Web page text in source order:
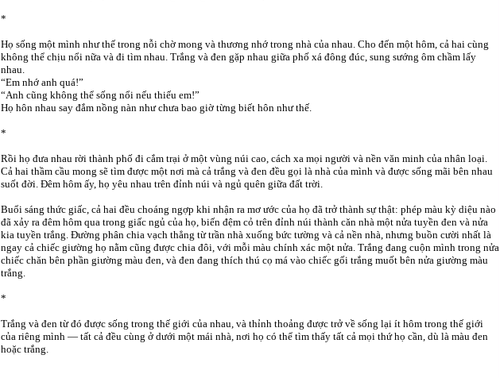
*
Họ sống một mình như thế trong nỗi chờ mong và thương nhớ trong nhà của nhau. Cho đến một hôm, cả hai cùng
không thể chịu nổi nữa và đi tìm nhau. Trắng và đen gặp nhau giữa phố xá đông đúc, sung sướng ôm chầm lấy
nhau.
“Em nhớ anh quá!”
“Anh cũng không thể sống nổi nếu thiếu em!”
Họ hôn nhau say đắm nồng nàn như chưa bao giờ từng biết hôn như thế.
*
Rồi họ đưa nhau rời thành phố đi cắm trại ở một vùng núi cao, cách xa mọi người và nền văn minh của nhân loại.
Cả hai thầm cầu mong sẽ tìm được một nơi mà cả trắng và đen đều gọi là nhà của mình và được sống mãi bên nhau
suốt đời. Đêm hôm ấy, họ yêu nhau trên đỉnh núi và ngủ quên giữa đất trời.
Buổi sáng thức giấc, cả hai đều choáng ngợp khi nhận ra mơ ước của họ đã trở thành sự thật: phép màu kỳ diệu nào
đã xảy ra đêm hôm qua trong giấc ngủ của họ, biến đệm cỏ trên đỉnh núi thành căn nhà một nửa tuyền đen và nửa
kia tuyền trắng. Đường phân chia vạch thẳng từ trần nhà xuống bức tường và cả nền nhà, nhưng buồn cười nhất là
ngay cả chiếc giường họ nằm cũng được chia đôi, với mỗi màu chính xác một nửa. Trắng đang cuộn mình trong nửa
chiếc chăn bên phần giường màu đen, và đen đang thích thú cọ má vào chiếc gối trắng muốt bên nửa giường màu
trắng.
*
Trắng và đen từ đó được sống trong thế giới của nhau, và thỉnh thoảng được trở về sống lại ít hôm trong thế giới
của riêng mình — tất cả đều cùng ở dưới một mái nhà, nơi họ có thể tìm thấy tất cả mọi thứ họ cần, dù là màu đen
hoặc trắng.